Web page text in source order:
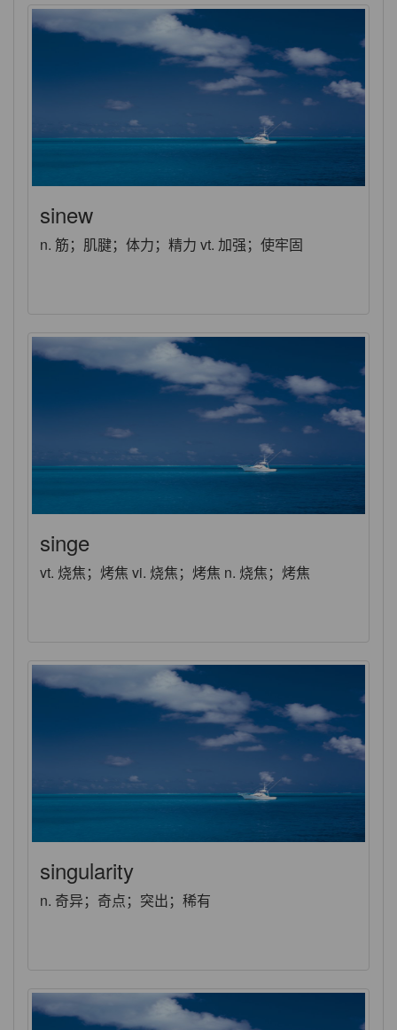
sinew
n. 筋；肌腱；体力；精力 vt. 加强；使牢固
singe
vt. 烧焦；烤焦 vi. 烧焦；烤焦 n. 烧焦；烤焦
singularity
n. 奇异；奇点；突出；稀有